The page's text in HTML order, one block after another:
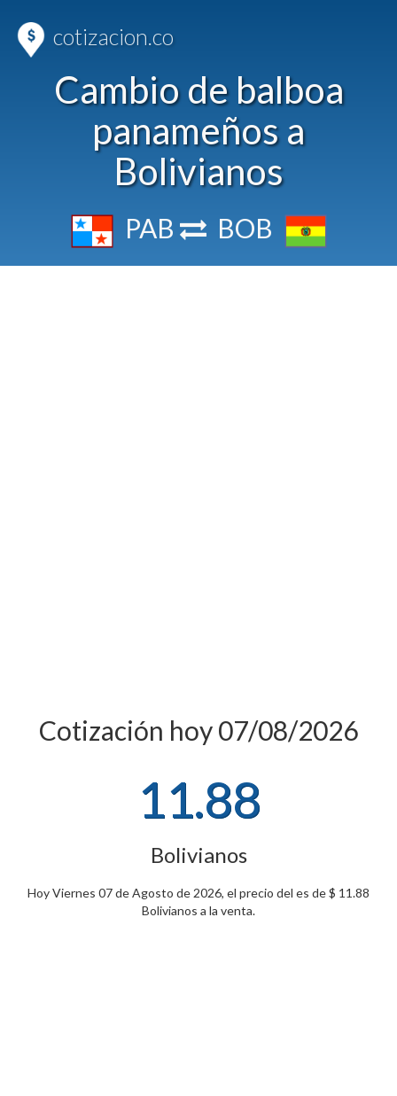
cotizacion.co
Cambio de balboa
panameños a
Bolivianos
PAB BOB
Cotización hoy 07/08/2026
11.88
Bolivianos
Hoy Viernes 07 de Agosto de 2026, el precio del es de $ 11.88
Bolivianos a la venta.